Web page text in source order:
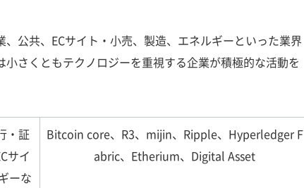
公共、ECサイト・小売、製造、エネルギーといった業界
さくともテクノロジーを重視する企業が積極的な活動を
・証
サイ
ーな
Bitcoin core、R3、mijin、Ripple、Hyperledger F
abric、Etherium、Digital Asset